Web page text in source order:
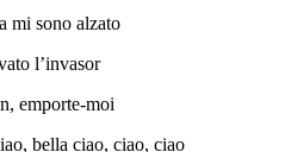
mi sono alzato
l’invasor
emporte-moi
bella ciao, ciao, ciao